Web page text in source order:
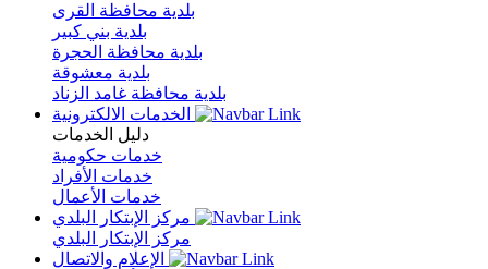
بلدية محافظة القرى
بلدية بني كبير
بلدية محافظة الحجرة
بلدية معشوقة
بلدية محافظة غامد الزناد
دليل الخدمات
خدمات حكومية
خدمات الأفراد
خدمات الأعمال
مركز الإبتكار البلدي